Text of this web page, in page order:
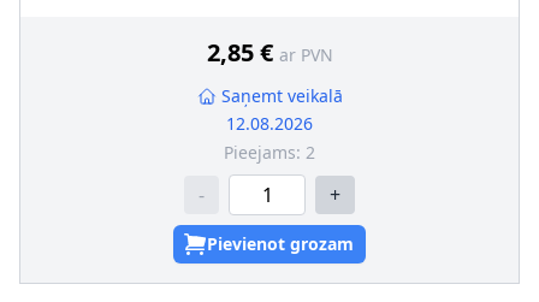
2,85 € ar PVN
Saņemt veikalā
12.08.2026
Pieejams: 2
- +
Pievienot grozam